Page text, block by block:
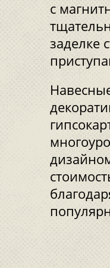
с
заделке